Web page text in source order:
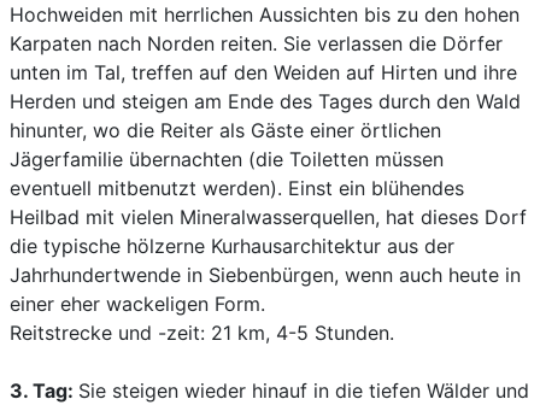
Hochweiden mit herrlichen Aussichten bis zu den hohen
Karpaten nach Norden reiten. Sie verlassen die Dörfer
unten im Tal, treffen auf den Weiden auf Hirten und ihre
Herden und steigen am Ende des Tages durch den Wald
hinunter, wo die Reiter als Gäste einer örtlichen
Jägerfamilie übernachten (die Toiletten müssen
eventuell mitbenutzt werden). Einst ein blühendes
Heilbad mit vielen Mineralwasserquellen, hat dieses Dorf
die typische hölzerne Kurhausarchitektur aus der
Jahrhundertwende in Siebenbürgen, wenn auch heute in
einer eher wackeligen Form.
Reitstrecke und -zeit: 21 km, 4-5 Stunden.
3. Tag: Sie steigen wieder hinauf in die tiefen Wälder und